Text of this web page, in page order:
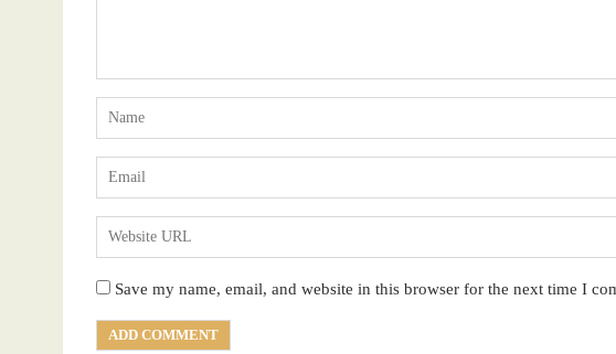
Save my name, email, and website in this browser for the next time I